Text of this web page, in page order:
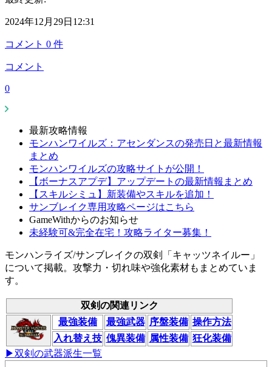
2024年12月29日12:31
コメント 0 件
コメント
0
最新攻略情報
モンハンワイルズ：アセンダンスの発売日と最新情報
まとめ
モンハンワイルズの攻略サイトが公開！
【ボーナスアプデ】アップデートの最新情報まとめ
【スキルシミュ】新装備やスキルを追加！
サンブレイク専用攻略ページはこちら
GameWithからのお知らせ
未経験可&完全在宅！攻略ライター募集！
モンハンライズ/サンブレイクの双剣「キャッツネイルー」
について掲載。攻撃力・切れ味や強化素材もまとめていま
す。
双剣の関連リンク
最強装備
最強武器 序盤装備 操作方法
入れ替え技 傀異装備 属性装備 狂化装備
▶双剣の武器派生一覧